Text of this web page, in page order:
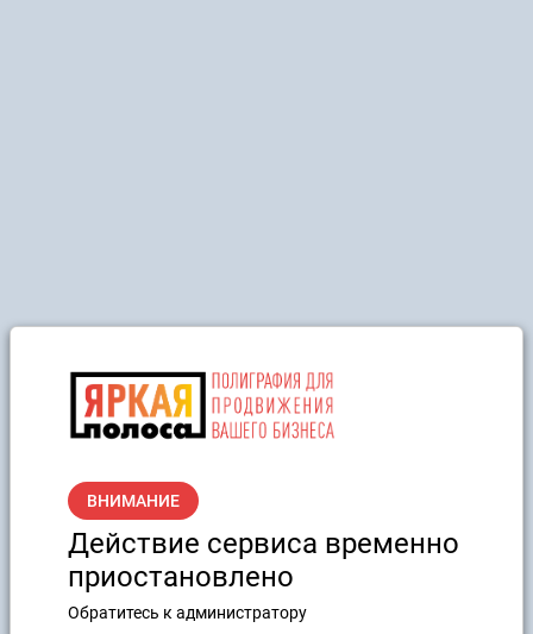
ВНИМАНИЕ
Действие сервиса временно
приостановлено
Обратитесь к администратору